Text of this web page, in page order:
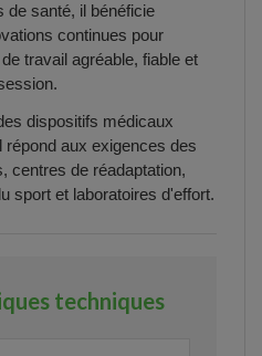
de santé, il bénéficie
continues pour
travail agréable, fiable et
dispositifs médicaux
aux exigences des
centres de réadaptation,
sport et laboratoires d'effort.
techniques